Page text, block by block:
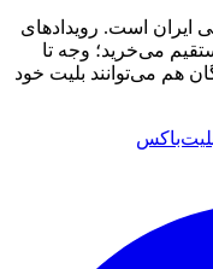
ایران است. رویدادهای
می‌خرید؛ وجه تا
هم می‌توانند بلیت خود